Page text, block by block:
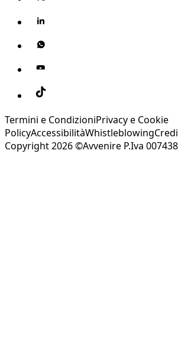
Termini e CondizioniPrivacy e Cookie
PolicyAccessibilitàWhistleblowing
Copyright 2026 ©Avvenire P.Iva